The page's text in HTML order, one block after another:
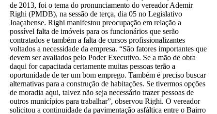
de 2013, foi o tema do pronunciamento do vereador Ademir
Righi (PMDB), na sessão de terça, dia 05 no Legislativo
Joaçabense. Righi manifestou preocupação em relação a
possível falta de imóveis para os funcionários que serão
contratados e também a falta de cursos profissionalizantes
voltados a necessidade da empresa. “São fatores importantes que
devem ser avaliados pelo Poder Executivo. Se a mão de obra
daqui for capacitada certamente muitas pessoas terão a
oportunidade de ter um bom emprego. Também é preciso buscar
alternativas para a construção de habitações. Se tivermos opções
de moradia aqui, talvez não seja necessário trazer pessoas de
outros municípios para trabalhar”, observou Righi. O vereador
solicitou a continuidade da pavimentação asfáltica entre o Bairro